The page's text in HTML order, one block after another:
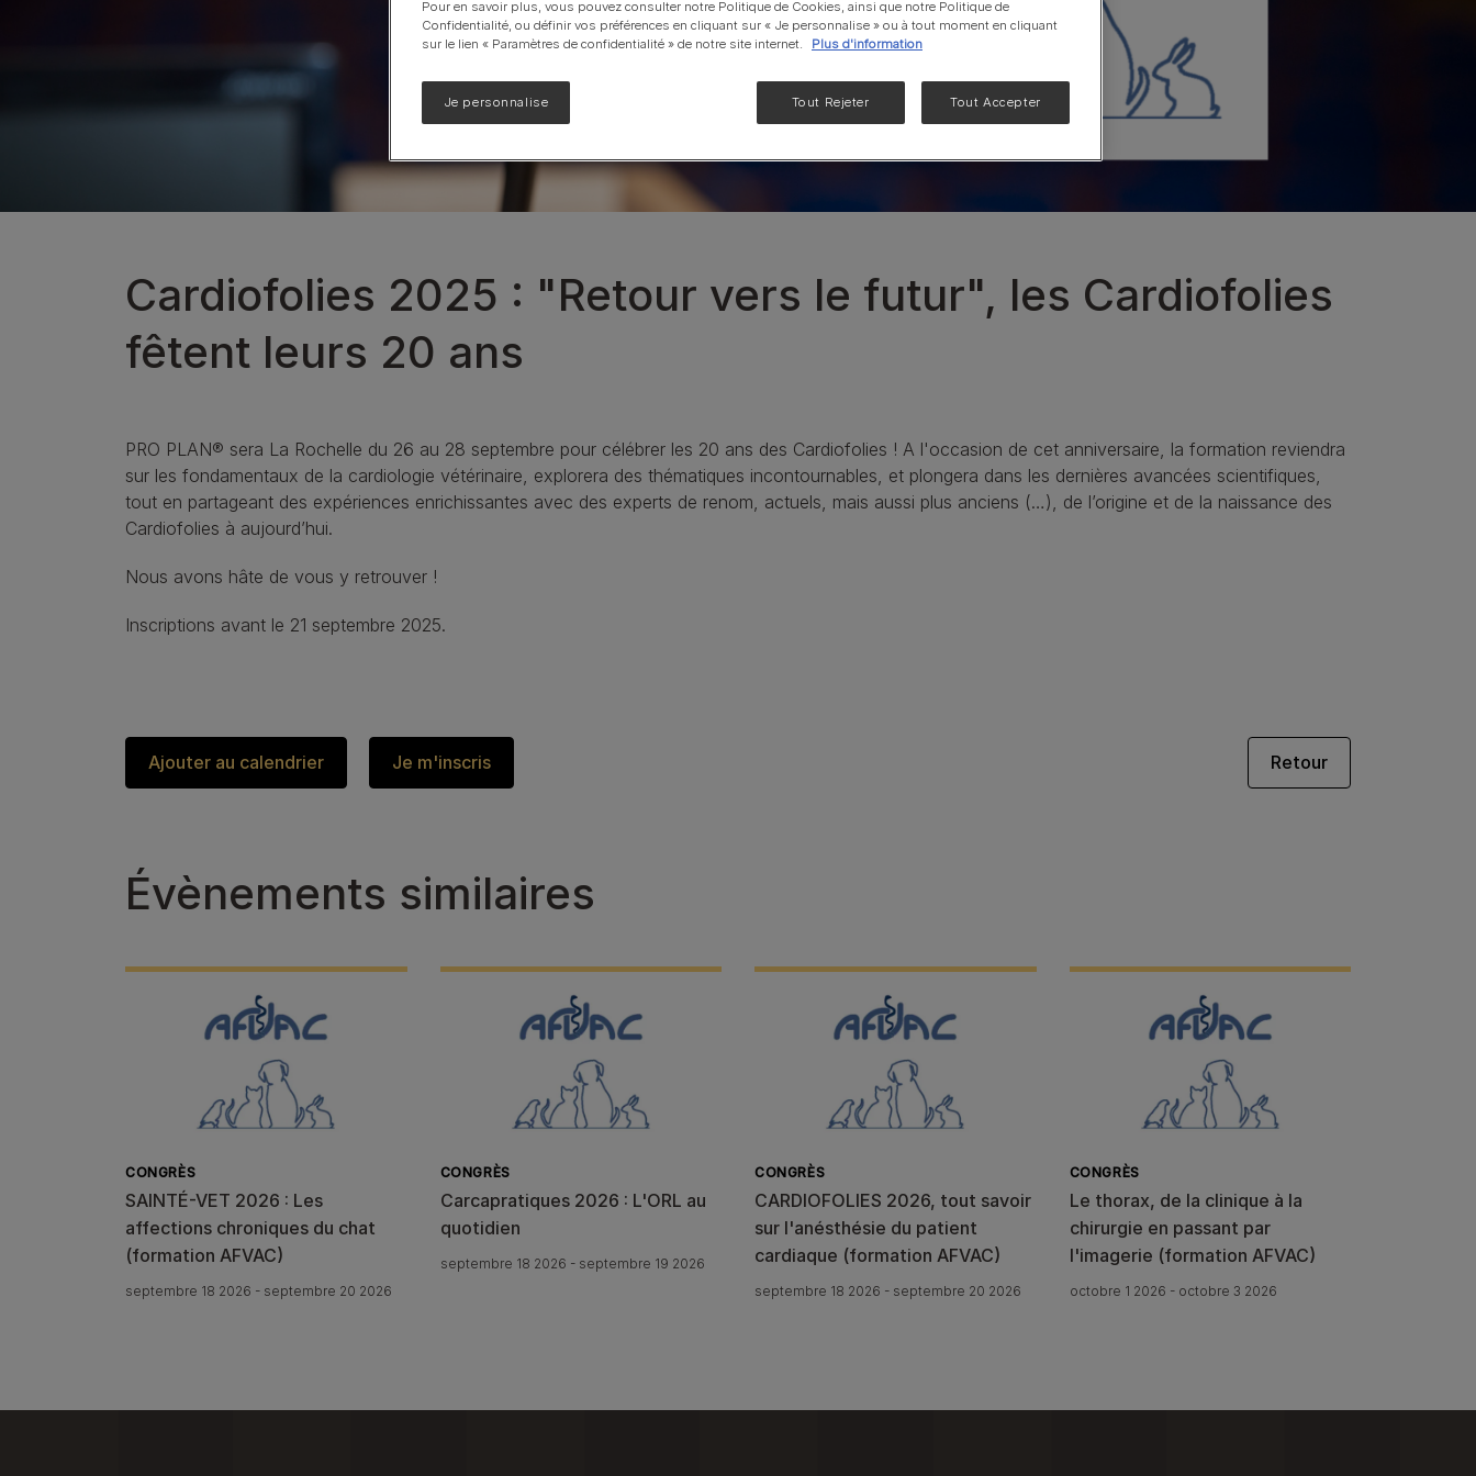
Calculateur d'hydratation
Découvrez-en plus
Voir notre gamme de produits pour chiens
NF Renal Function
EN Gastrointestinal
Voir notre gamme de produits pour chats
Calculateur de rations
Cardiofolies 2025 : "Retour vers le futur", les Cardiofolies
fêtent leurs 20 ans
PRO PLAN® sera La Rochelle du 26 au 28 septembre pour célébrer les 20 ans des Cardiofolies ! A l'occasion de cet anniversaire, la formation reviendra
sur les fondamentaux de la cardiologie vétérinaire, explorera des thématiques incontournables, et plongera dans les dernières avancées scientifiques,
tout en partageant des expériences enrichissantes avec des experts de renom, actuels, mais aussi plus anciens (…), de l’origine et de la naissance des
Cardiofolies à aujourd’hui.
Nous avons hâte de vous y retrouver !
Inscriptions avant le 21 septembre 2025.
Ajouter au calendrier Je m'inscris Retour
Évènements similaires
CONGRÈS
SAINTÉ-VET 2026 : Les
affections chroniques du chat
(formation AFVAC)
septembre 18 2026 - septembre 20 2026
CONGRÈS
Carcapratiques 2026 : L'ORL au
quotidien
septembre 18 2026 - septembre 19 2026
CONGRÈS
CARDIOFOLIES 2026, tout savoir
sur l'anésthésie du patient
cardiaque (formation AFVAC)
septembre 18 2026 - septembre 20 2026
CONGRÈS
Le thorax, de la clinique à la
chirurgie en passant par
l'imagerie (formation AFVAC)
octobre 1 2026 - octobre 3 2026
Pour en savoir plus, vous pouvez consulter notre Politique de Cookies, ainsi que notre Politique de
Confidentialité, ou définir vos préférences en cliquant sur « Je personnalise » ou à tout moment en cliquant
sur le lien « Paramètres de confidentialité » de notre site internet.
Plus d'information
Je personnalise Tout Rejeter Tout Accepter